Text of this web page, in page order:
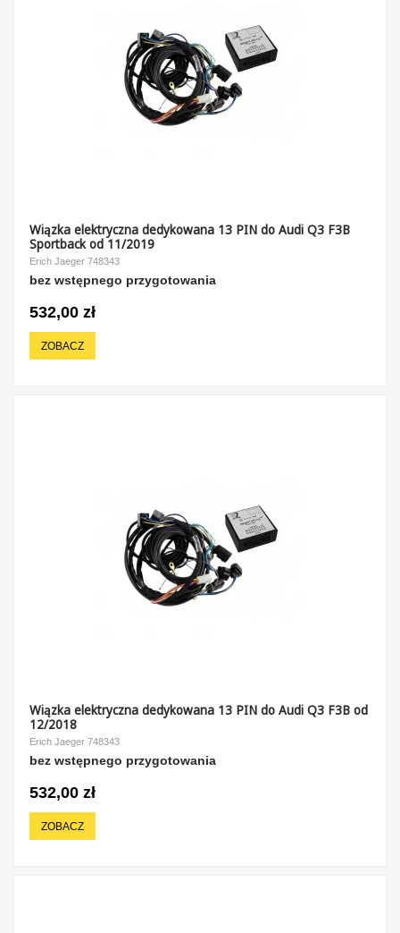
Wiązka elektryczna dedykowana 13 PIN do Audi Q3 F3B
Sportback od 11/2019
Erich Jaeger 748343
bez wstępnego przygotowania
532,00 zł
ZOBACZ
Wiązka elektryczna dedykowana 13 PIN do Audi Q3 F3B od
12/2018
Erich Jaeger 748343
bez wstępnego przygotowania
532,00 zł
ZOBACZ